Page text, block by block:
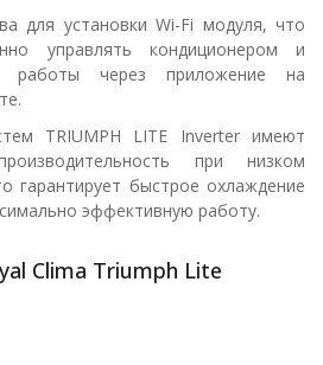
для установки Wi-Fi модуля, что
управлять кондиционером и
работы через приложение на
TRIUMPH LITE Inverter имеют
при низком
гарантирует быстрое охлаждение
эффективную работу.
Clima Triumph Lite